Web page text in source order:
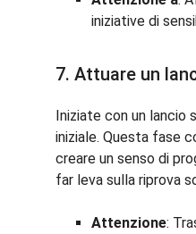
iniziative di
7. Attuare un
Iniziate con un lancio
iniziale. Questa fase
creare un senso di
far leva sulla riprova
Attenzione: